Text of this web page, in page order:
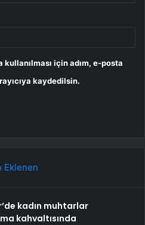
için adım, e-posta
kaydedilsin.
Eklenen
kadın muhtarlar
kahvaltısında